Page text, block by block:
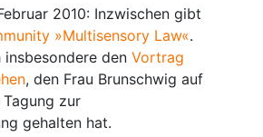
2010: Inzwischen gibt
»Multisensory Law«.
insbesondere den Vortrag
, den Frau Brunschwig auf
zur
gehalten hat.